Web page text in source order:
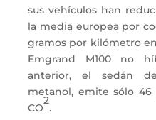
sus vehículos han
la media europea por
gramos por kilómetro
Emgrand M100 no
anterior, el sedán
metanol, emite sólo
CO
2
.